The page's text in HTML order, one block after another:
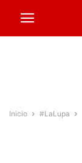
Inicio #LaLupa